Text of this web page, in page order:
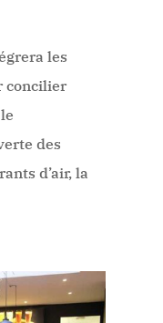
les
concilier
des
d’air, la